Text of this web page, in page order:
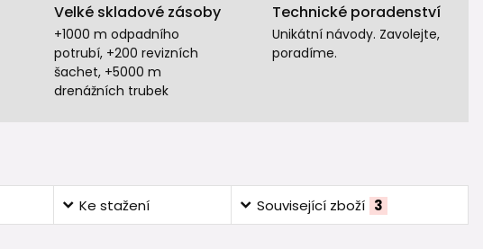
Velké skladové zásoby
+1000 m odpadního
potrubí, +200 revizních
šachet, +5000 m
drenážních trubek
Technické poradenství
Unikátní návody. Zavolejte,
poradíme.
Ke stažení Související zboží 3